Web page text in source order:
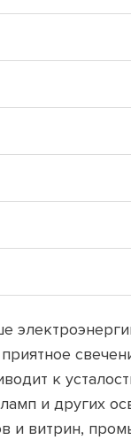
к
и других
и витрин,